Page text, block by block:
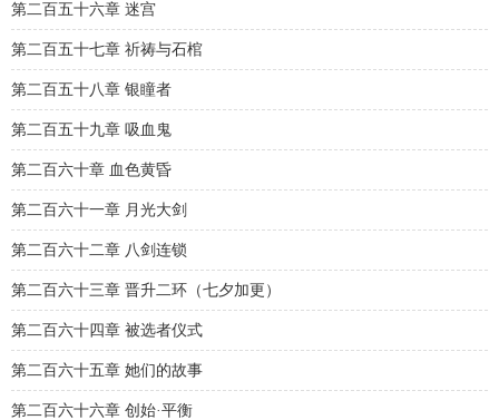
第二百五十六章 迷宫
第二百五十七章 祈祷与石棺
第二百五十八章 银瞳者
第二百五十九章 吸血鬼
第二百六十章 血色黄昏
第二百六十一章 月光大剑
第二百六十二章 八剑连锁
第二百六十三章 晋升二环（七夕加更）
第二百六十四章 被选者仪式
第二百六十五章 她们的故事
第二百六十六章 创始·平衡